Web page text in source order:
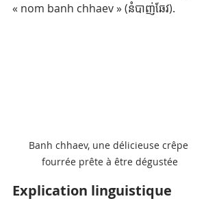
« nom banh chhaev » (នំបាញ់ឆែវ).
Banh chhaev, une délicieuse crêpe
fourrée prête à être dégustée
Explication linguistique